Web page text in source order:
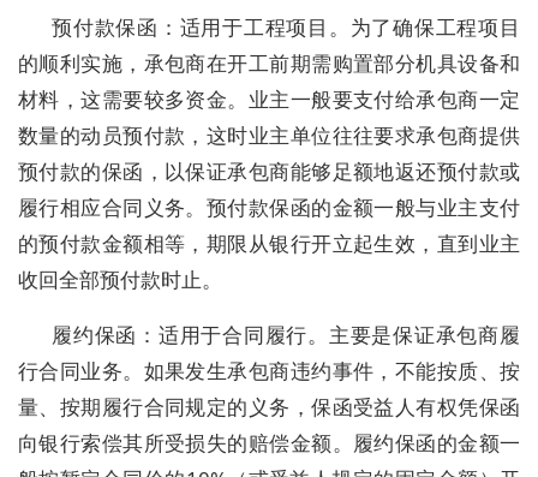
预付款保函：适用于工程项目。为了确保工程项目
的顺利实施，承包商在开工前期需购置部分机具设备和
材料，这需要较多资金。业主一般要支付给承包商一定
数量的动员预付款，这时业主单位往往要求承包商提供
预付款的保函，以保证承包商能够足额地返还预付款或
履行相应合同义务。预付款保函的金额一般与业主支付
的预付款金额相等，期限从银行开立起生效，直到业主
收回全部预付款时止。
履约保函：适用于合同履行。主要是保证承包商履
行合同业务。如果发生承包商违约事件，不能按质、按
量、按期履行合同规定的义务，保函受益人有权凭保函
向银行索偿其所受损失的赔偿金额。履约保函的金额一